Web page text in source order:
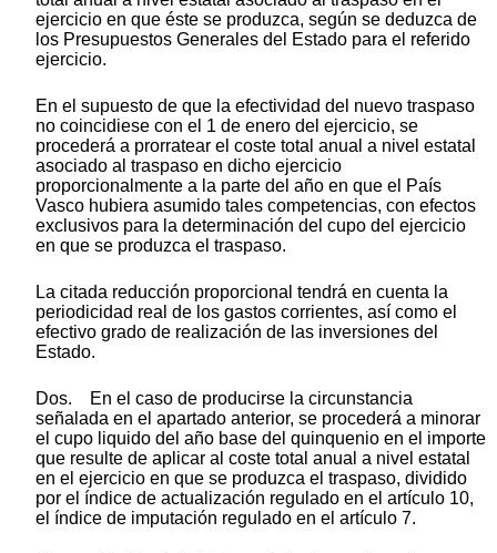
ejercicio en que éste se produzca, según se deduzca de
los Presupuestos Generales del Estado para el referido
ejercicio.
En el supuesto de que la efectividad del nuevo traspaso
no coincidiese con el 1 de enero del ejercicio, se
procederá a prorratear el coste total anual a nivel estatal
asociado al traspaso en dicho ejercicio
proporcionalmente a la parte del año en que el País
Vasco hubiera asumido tales competencias, con efectos
exclusivos para la determinación del cupo del ejercicio
en que se produzca el traspaso.
La citada reducción proporcional tendrá en cuenta la
periodicidad real de los gastos corrientes, así como el
efectivo grado de realización de las inversiones del
Estado.
Dos. En el caso de producirse la circunstancia
señalada en el apartado anterior, se procederá a minorar
el cupo liquido del año base del quinquenio en el importe
que resulte de aplicar al coste total anual a nivel estatal
en el ejercicio en que se produzca el traspaso, dividido
por el índice de actualización regulado en el artículo 10,
el índice de imputación regulado en el artículo 7.